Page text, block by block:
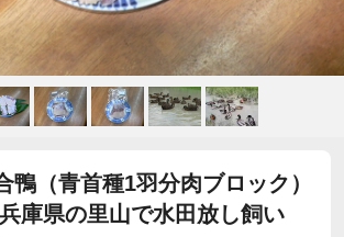
鴨（青首種1羽分肉ブロック）
庫県の里山で水田放し飼い